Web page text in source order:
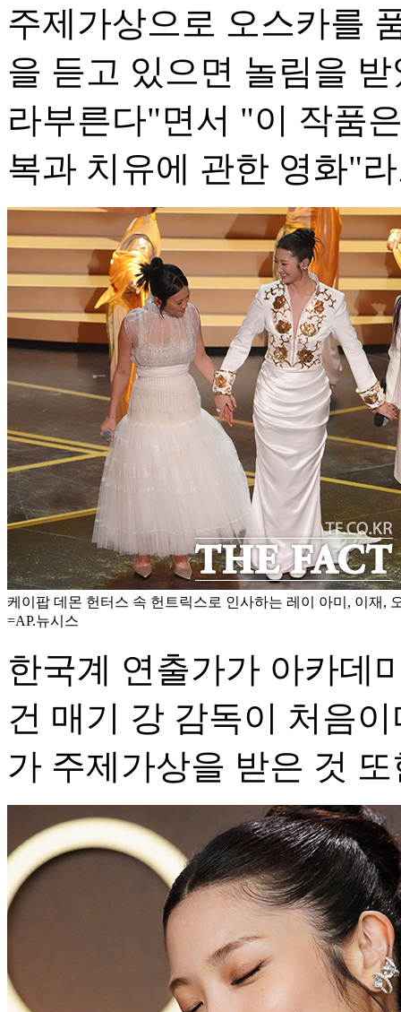
주제가상으로 오스카를
을 듣고 있으면 놀림을
라부른다"면서 "이 작품
복과 치유에 관한 영화"
케이팝 데몬 헌터스 속 헌트릭스로 인사하는 레이 아미, 이재,
=AP.뉴시스
한국계 연출가가 아카데
건 매기 강 감독이 처음
가 주제가상을 받은 것